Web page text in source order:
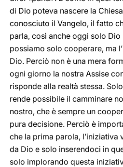
di Dio poteva nascere la
conosciuto il Vangelo, il fatto
parla, così anche oggi solo
possiamo solo cooperare, ma
Dio. Perciò non è una mera
ogni giorno la nostra Assise
risponde alla realtà stessa.
rende possibile il camminare
nostro, che è sempre un
pura decisione. Perciò è
che la prima parola, l’iniziativa
da Dio e solo inserendoci in
solo implorando questa